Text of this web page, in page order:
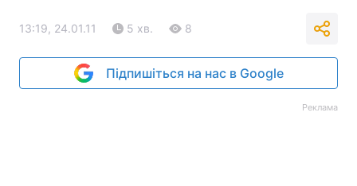
13:19, 24.01.11 5 хв. 8
Підпишіться на нас в Google
Реклама